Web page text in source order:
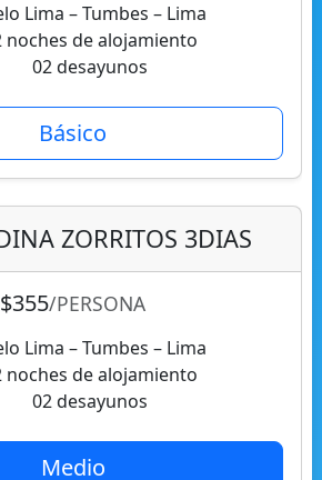
Lima – Tumbes – Lima
noches de alojamiento
02 desayunos
Básico
ZORRITOS 3DIAS
$355/PERSONA
Lima – Tumbes – Lima
noches de alojamiento
02 desayunos
Medio